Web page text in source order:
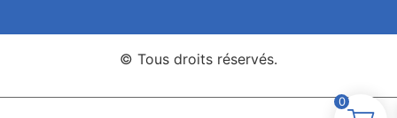
© Tous droits réservés.
0